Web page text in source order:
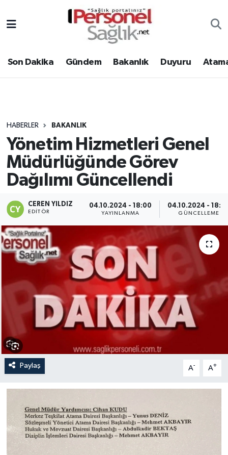
Son Dakika Gündem Bakanlık Duyuru
HABERLER BAKANLIK
Yönetim Hizmetleri Genel
Müdürlüğünde Görev
Dağılımı Güncellendi
CEREN YILDIZ
EDITÖR
04.10.2024 - 18:00
YAYINLANMA
04.10.2024 -
GÜNCELLEME
Paylaş A- A+
Gündem
Atamalar
Mevzuat
Nöbetçi Eczaneler
Hava Durumu
Tüm Manşetler
Son Dakika Haberleri